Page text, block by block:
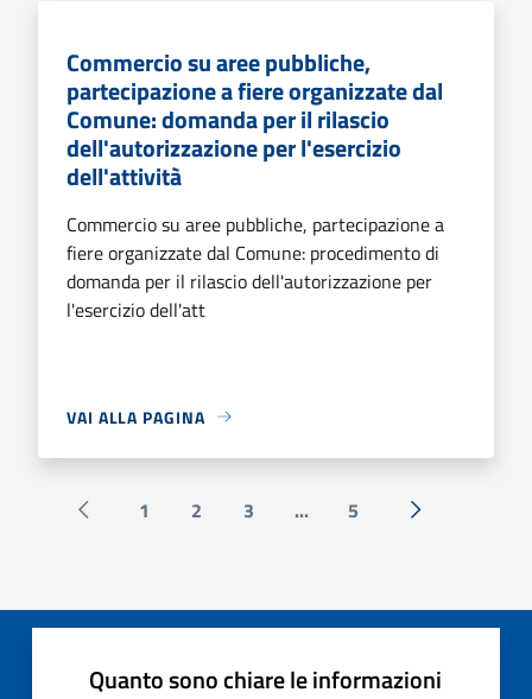
Commercio su aree pubbliche,
partecipazione a fiere organizzate dal
Comune: domanda per il rilascio
dell'autorizzazione per l'esercizio
dell'attività
Commercio su aree pubbliche, partecipazione a
fiere organizzate dal Comune: procedimento di
domanda per il rilascio dell'autorizzazione per
l'esercizio dell'att
VAI ALLA PAGINA
Pagina precedente
1 2 3 ... 5 Successiva »
Quanto sono chiare le informazioni